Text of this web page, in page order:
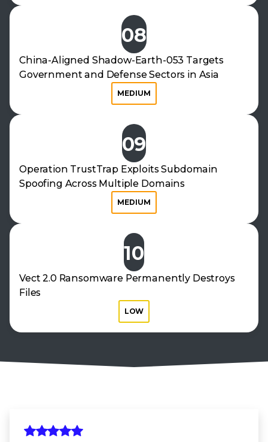
08
China-Aligned Shadow-Earth-053 Targets
Government and Defense Sectors in Asia
MEDIUM
09
Operation TrustTrap Exploits Subdomain
Spoofing Across Multiple Domains
MEDIUM
10
Vect 2.0 Ransomware Permanently Destroys
Files
LOW